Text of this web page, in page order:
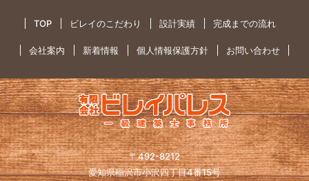
TOP ビレイのこだわり 設計実績 完成までの流れ
会社案内 新着情報 個人情報保護方針 お問い合わせ
〒492-8212
愛知県稲沢市小沢四丁目4番15号